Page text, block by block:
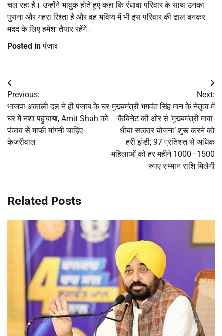
चल रहा है। उन्होंने भावुक होते हुए कहा कि रंधावा परिवार के साथ उनका
पुराना और गहरा रिश्ता है और वह भविष्य में भी इस परिवार की ढाल बनकर
मदद के लिए हमेशा तैयार रहेंगे।
Posted inपंजाब
Post
navigation
Previous:
भाजपा-अकाली दल ने ही पंजाब के घर-
घर में नशा पहुंचाया, Amit Shah को
पंजाब से माफी मांगनी चाहिए-
केजरीवाल
Next:
मुख्यमंत्री भगवंत सिंह मान के नेतृत्व में
कैबिनेट की ओर से ‘मुख्यमंत्री मावां-
धीयां सत्कार योजना’ शुरू करने को
हरी झंडी; 97 प्रतिशत से अधिक
महिलाओं को हर महीने 1000–1500
रुपए सम्मान राशि मिलेगी
Related Posts